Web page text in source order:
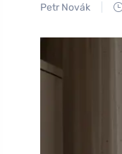
Petr Novák